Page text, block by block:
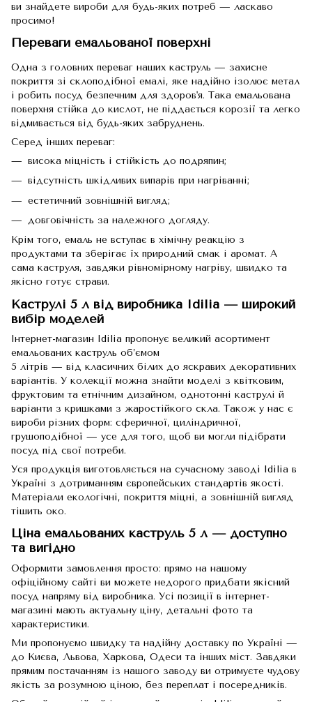
ви знайдете вироби для будь-яких потреб — ласкаво
просимо!
Переваги емальованої поверхні
Одна з головних переваг наших каструль — захисне
покриття зі склоподібної емалі, яке надійно ізолює метал
і робить посуд безпечним для здоров'я. Така емальована
поверхня стійка до кислот, не піддається корозії та легко
відмивається від будь-яких забруднень.
Серед інших переваг:
висока міцність і стійкість до подряпин;
відсутність шкідливих випарів при нагріванні;
естетичний зовнішній вигляд;
довговічність за належного догляду.
Крім того, емаль не вступає в хімічну реакцію з
продуктами та зберігає їх природний смак і аромат. А
сама каструля, завдяки рівномірному нагріву, швидко та
якісно готує страви.
Каструлі 5 л від виробника Idilia — широкий
вибір моделей
Інтернет-магазин Idilia пропонує великий асортимент
емальованих каструль об’ємом
5 літрів — від класичних білих до яскравих декоративних
варіантів. У колекції можна знайти моделі з квітковим,
фруктовим та етнічним дизайном, однотонні каструлі й
варіанти з кришками з жаростійкого скла. Також у нас є
вироби різних форм: сферичної, циліндричної,
грушоподібної — усе для того, щоб ви могли підібрати
посуд під свої потреби.
Уся продукція виготовляється на сучасному заводі Idilia в
Україні з дотриманням європейських стандартів якості.
Матеріали екологічні, покриття міцні, а зовнішній вигляд
тішить око.
Ціна емальованих каструль 5 л — доступно
та вигідно
Оформити замовлення просто: прямо на нашому
офіційному сайті ви можете недорого придбати якісний
посуд напряму від виробника. Усі позиції в інтернет-
магазині мають актуальну ціну, детальні фото та
характеристики.
Ми пропонуємо швидку та надійну доставку по Україні —
до Києва, Львова, Харкова, Одеси та інших міст. Завдяки
прямим постачанням із нашого заводу ви отримуєте чудову
якість за розумною ціною, без переплат і посередників.